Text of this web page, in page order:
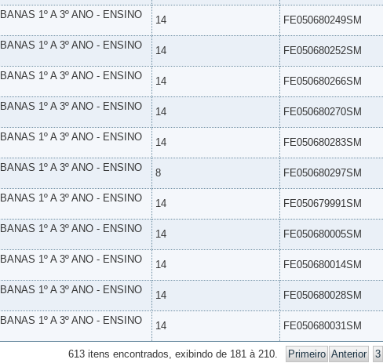
1º A 3º ANO - ENSINO
14 FE050680249SM
1º A 3º ANO - ENSINO
14 FE050680252SM
1º A 3º ANO - ENSINO
14 FE050680266SM
1º A 3º ANO - ENSINO
14 FE050680270SM
1º A 3º ANO - ENSINO
14 FE050680283SM
1º A 3º ANO - ENSINO
8 FE050680297SM
1º A 3º ANO - ENSINO
14 FE050679991SM
1º A 3º ANO - ENSINO
14 FE050680005SM
1º A 3º ANO - ENSINO
14 FE050680014SM
1º A 3º ANO - ENSINO
14 FE050680028SM
1º A 3º ANO - ENSINO
14 FE050680031SM
613 itens encontrados, exibindo de 181 à 210. Primeiro Anterior 3